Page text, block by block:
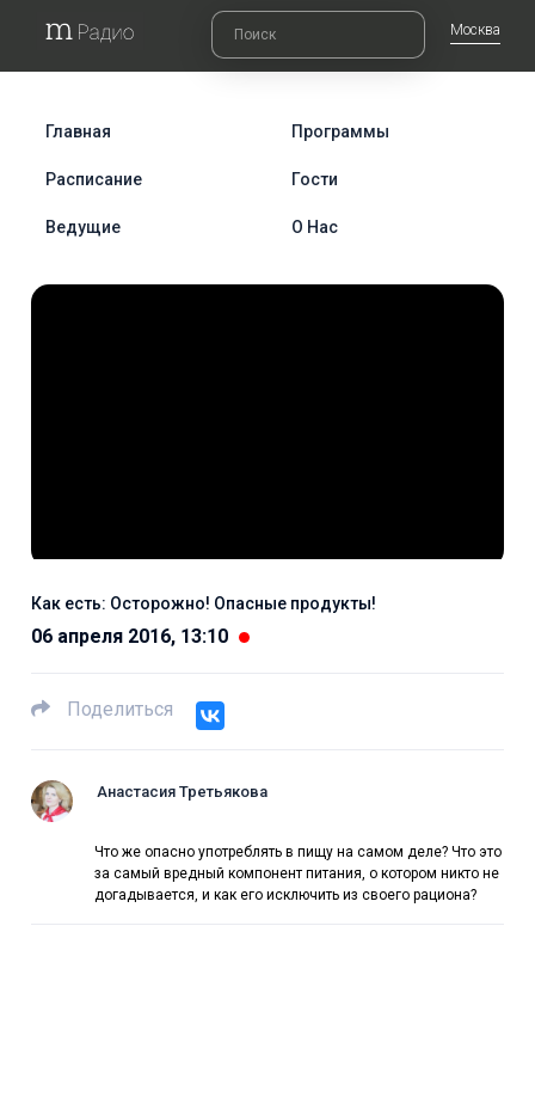
Москва
Главная Программы
Расписание Гости
Ведущие О Нас
Как есть: Осторожно! Опасные продукты!
06 апреля 2016, 13:10
Поделиться
Анастасия Третьякова
Что же опасно употреблять в пищу на самом деле? Что это
за самый вредный компонент питания, о котором никто не
догадывается, и как его исключить из своего рациона?